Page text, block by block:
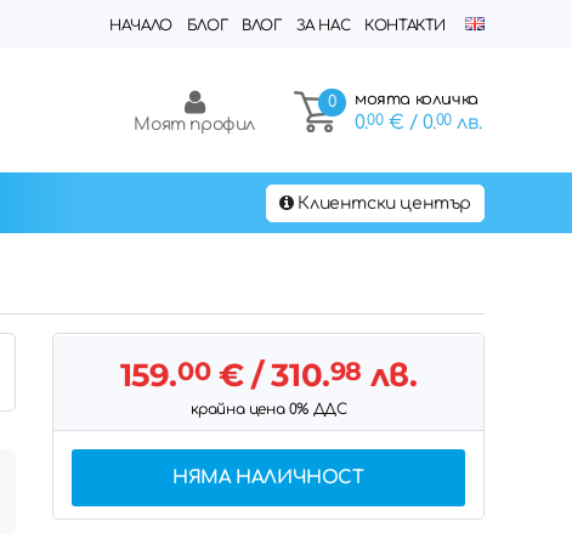
НАЧАЛО БЛОГ ВЛОГ ЗА НАС КОНТАКТИ
0 моята количка
0.00€ / 0.00лв.
Моят профил
Клиентски център
159.00€/ 310.98 лв.
крайна цена 0% ДДС
НЯМА НАЛИЧНОСТ